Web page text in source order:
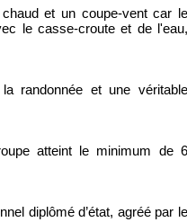
et un coupe-vent car le
le casse-croute et de l'eau,
randonnée et une véritable
atteint le minimum de 6
diplômé d’état, agréé par le